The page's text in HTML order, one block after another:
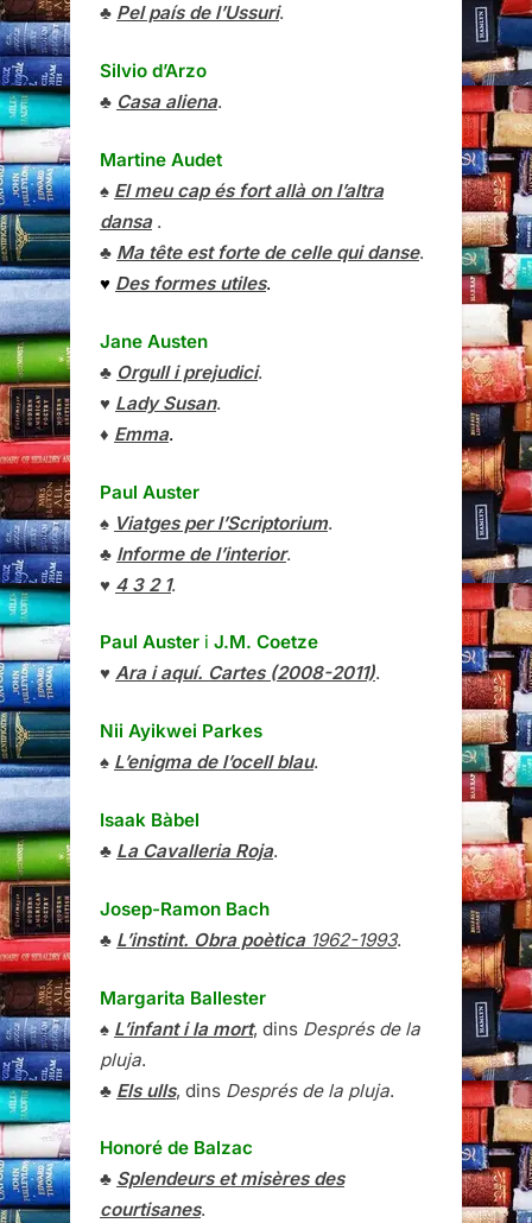
♣ Pel país de l’Ussuri.
Silvio d’Arzo
♣ Casa aliena.
Martine Audet
♠ El meu cap és fort allà on l’altra
dansa.
♣ Ma tête est forte de celle qui danse.
♥ Des formes utiles.
Jane Austen
♣ Orgull i prejudici.
♥ Lady Susan.
♦ Emma.
Paul Auster
♠ Viatges per l’Scriptorium.
♣ Informe de l’interior.
♥ 4 3 2 1.
Paul Auster i J.M. Coetze
♥ Ara i aquí. Cartes (2008-2011).
Nii Ayikwei Parkes
♠ L’enigma de l’ocell blau.
Isaak Bàbel
♣ La Cavalleria Roja.
Josep-Ramon Bach
♣ L’instint. Obra poètica1962-1993.
Margarita Ballester
♠ L’infant i la mort, dins Després de la
pluja.
♣ Els ulls, dins Després de la pluja.
Honoré de Balzac
♣ Splendeurs et misères des
courtisanes.